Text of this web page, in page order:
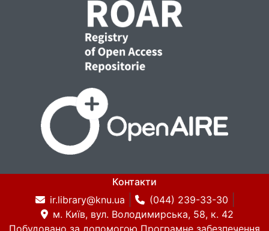
Контакти
ir.library@knu.ua
(044) 239-33-30
м. Київ, вул. Володимирська, 58, к. 42
Побудовано за допомогою Програмне забезпечення